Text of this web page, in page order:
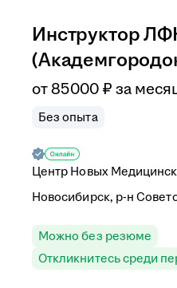
Инструктор
от85 000 ₽ за
Без опыта
Центр Новых
Новосибирск, р-н
Можно без резюме
Откликнитесь среди